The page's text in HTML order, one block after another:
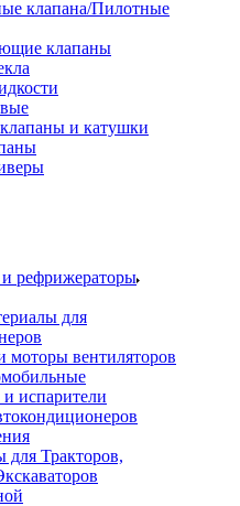
клапана/Пилотные
клапаны
и катушки
рефрижераторы
для
моторы вентиляторов
испарители
Тракторов,